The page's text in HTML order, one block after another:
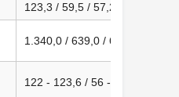
123,3 / 59,5 / 57,2cm
1.340,0 / 639,0 / 639,0mm
122 - 123,6 / 56 - 57 / 55,0cm